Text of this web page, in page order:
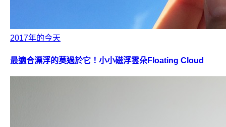
2017年的今天
最適合漂浮的莫過於它！小小磁浮雲朵Floating Cloud